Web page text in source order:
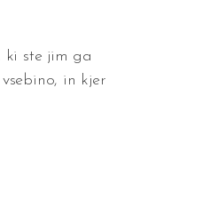
ki ste jim ga
in kjer